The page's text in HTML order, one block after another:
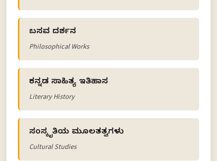
ಬಸವ ದರ್ಶನ
Philosophical Works
ಕನ್ನಡ ಸಾಹಿತ್ಯ ಇತಿಹಾಸ
Literary History
ಸಂಸ್ಕೃತಿಯ ಮೂಲತತ್ವಗಳು
Cultural Studies